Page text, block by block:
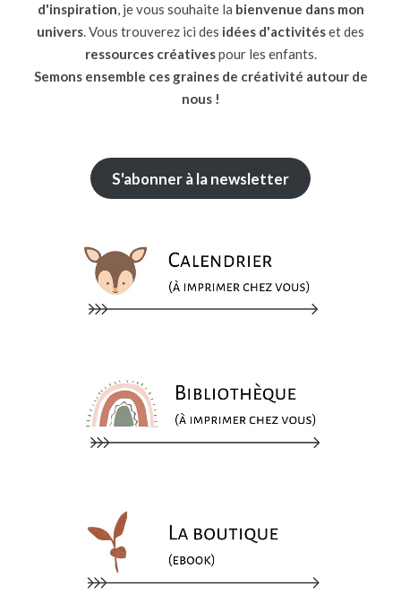
d'inspiration, je vous souhaite la bienvenue dans mon
univers. Vous trouverez ici des idées d'activitéset des
ressources créativespour les enfants.
Semons ensemble ces graines de créativité autour de
nous !
S'abonner à la newsletter